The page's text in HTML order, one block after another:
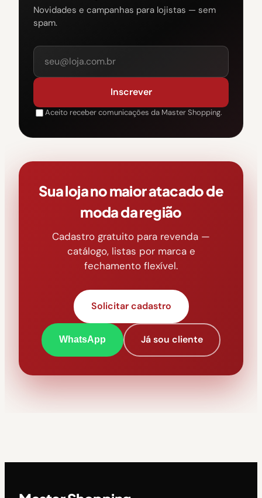
Novidades e campanhas para lojistas — sem
spam.
Inscrever
Aceito receber comunicações da Master Shopping.
Sua loja no maior atacado de
moda da região
Cadastro gratuito para revenda —
catálogo, listas por marca e
fechamento flexível.
Solicitar cadastro
WhatsApp Já sou cliente